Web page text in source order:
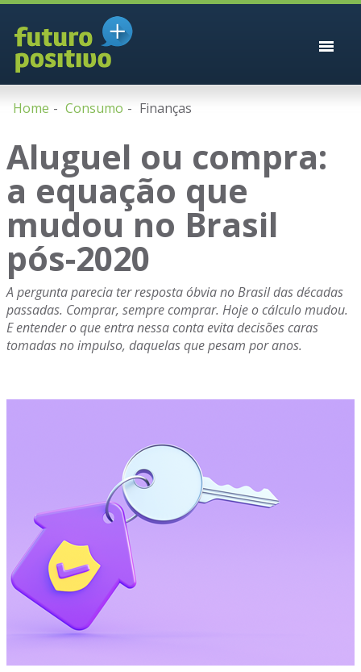
Home Consumo Finanças
Aluguel ou compra:
a equação que
mudou no Brasil
pós-2020
A pergunta parecia ter resposta óbvia no Brasil das décadas
passadas. Comprar, sempre comprar. Hoje o cálculo mudou.
E entender o que entra nessa conta evita decisões caras
tomadas no impulso, daquelas que pesam por anos.